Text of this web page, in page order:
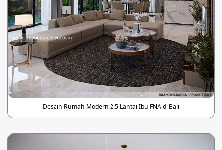
Desain Rumah Modern 2.5 Lantai Ibu FNA di Bali